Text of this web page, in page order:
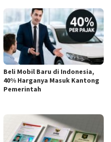
Beli Mobil Baru di Indonesia,
40% Harganya Masuk Kantong
Pemerintah